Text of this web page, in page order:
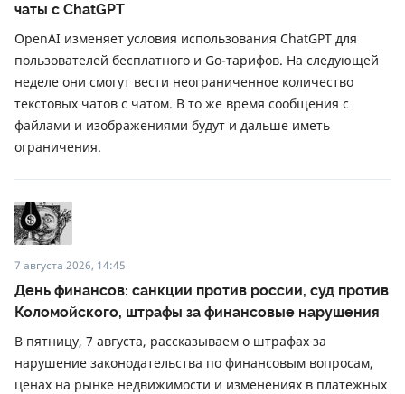
чаты с ChatGPT
OpenAI изменяет условия использования ChatGPT для
пользователей бесплатного и Go-тарифов. На следующей
неделе они смогут вести неограниченное количество
текстовых чатов с чатом. В то же время сообщения с
файлами и изображениями будут и дальше иметь
ограничения.
7 августа 2026, 14:45
День финансов: санкции против россии, суд против
Коломойского, штрафы за финансовые нарушения
В пятницу, 7 августа, рассказываем о штрафах за
нарушение законодательства по финансовым вопросам,
ценах на рынке недвижимости и изменениях в платежных